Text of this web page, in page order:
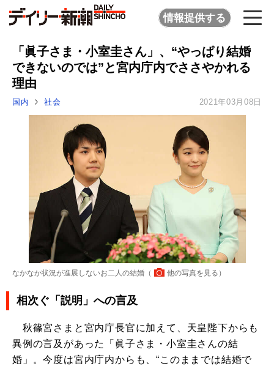
情報提供する
「眞子さま・小室圭さん」、“やっぱり結婚
できないのでは”と宮内庁内でささやかれる
理由
国内 社会 2021年03月08日
なかなか状況が進展しないお二人の結婚（ 他の写真を見る ）
相次ぐ「説明」への言及
秋篠宮さまと宮内庁長官に加えて、天皇陛下からも
異例の言及があった「眞子さま・小室圭さんの結
婚」。今度は宮内庁内からも、“このままでは結婚で